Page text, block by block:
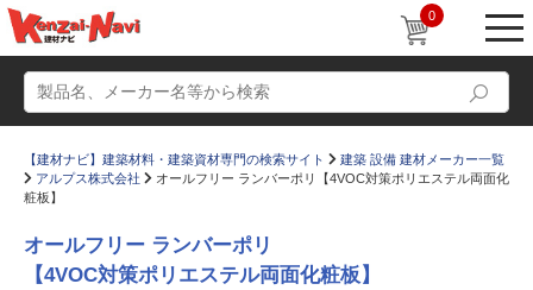
0
【建材ナビ】建築材料・建築資材専門の検索サイト
建築 設備 建材メーカー一覧
アルプス株式会社
オールフリー ランバーポリ【4VOC対策ポリエステル両面化
粧板】
オールフリー ランバーポリ
【4VOC対策ポリエステル両面化粧板】